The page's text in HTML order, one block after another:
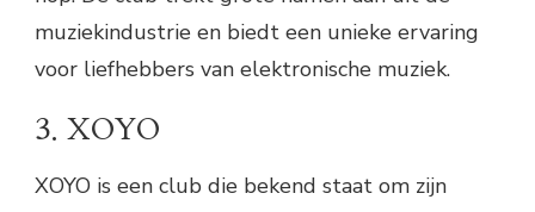
muziekindustrie en biedt een unieke ervaring
voor liefhebbers van elektronische muziek.
3. XOYO
XOYO is een club die bekend staat om zijn